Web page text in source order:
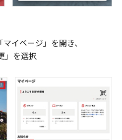
イページ」を開き、
」を選択